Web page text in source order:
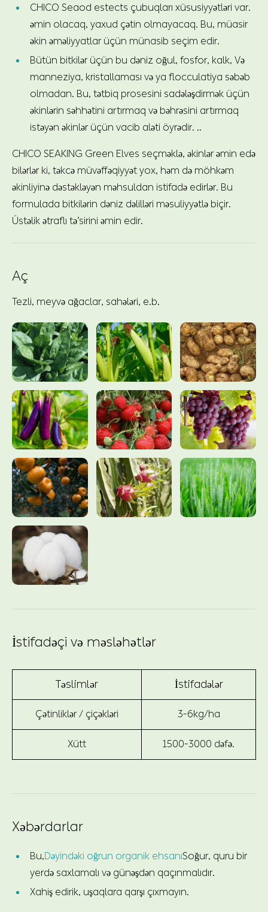
CHICO Seaod estects çubuqları xüsusiyyətləri var.
əmin olacaq, yaxud çətin olmayacaq. Bu, müasir
əkin əməliyyatlar üçün münasib seçim edir.
Bütün bitkilər üçün bu dəniz oğul, fosfor, kalk, Və
manneziya, kristallaması və ya flocculatiya səbəb
olmadan. Bu, tətbiq prosesini sadələşdirmək üçün
əkinlərin səhhətini artırmaq və bəhrəsini artırmaq
istəyən əkinlər üçün vacib aləti öyrədir. ..
CHICO SEAKING Green Elves seçməklə, əkinlər əmin edə
bilərlər ki, təkcə müvəffəqiyyət yox, həm də möhkəm
əkinliyinə dəstəkləyən məhsuldan istifadə edirlər. Bu
formulada bitkilərin dəniz dəlilləri məsuliyyətlə biçir.
Üstəlik ətraflı tə’sirini əmin edir.
Aç
Tezli, meyvə ağaclar, sahələri, e.b.
İstifadəçi və məsləhətlər
Təslimlər İstifadələr
Çətinliklər / çiçəkləri 3-6kg/ha
Xütt 1500-3000 dəfə.
Xəbərdarlar
Bu,Dəyindəki oğrun organik ehsanıSoğur, quru bir
yerdə saxlamalı və günəşdən qaçınmalıdır.
Xahiş edirik, uşaqlara qarşı çıxmayın.